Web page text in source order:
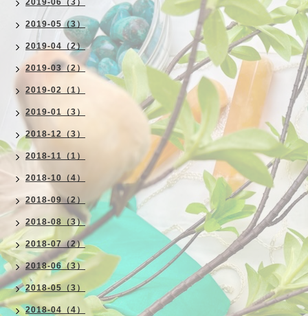
2019-06（3）
2019-05（3）
2019-04（2）
2019-03（2）
2019-02（1）
2019-01（3）
2018-12（3）
2018-11（1）
2018-10（4）
2018-09（2）
2018-08（3）
2018-07（2）
2018-06（3）
2018-05（3）
2018-04（4）